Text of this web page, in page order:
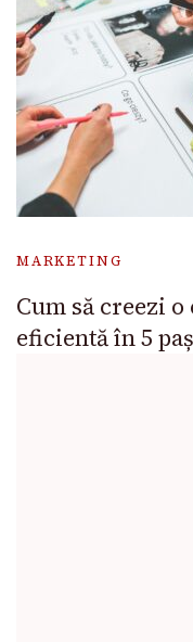
MARKETING
Cum să creezi
eficientă în 5